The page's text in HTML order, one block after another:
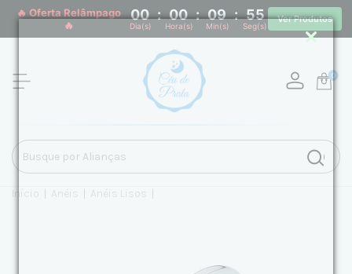
🔥 Oferta Relâmpago
🔥
00 : 00 : 09 : 55
Dia(s) Hora(s) Min(s) Seg(s)
Ver Produtos
0
Início Anéis Anéis Lisos